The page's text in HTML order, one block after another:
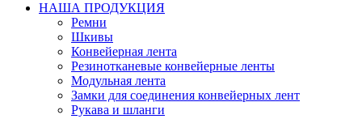
НАША ПРОДУКЦИЯ
Ремни
Шкивы
Конвейерная лента
Резинотканевые конвейерные ленты
Модульная лента
Замки для соединения конвейерных лент
Рукава и шланги